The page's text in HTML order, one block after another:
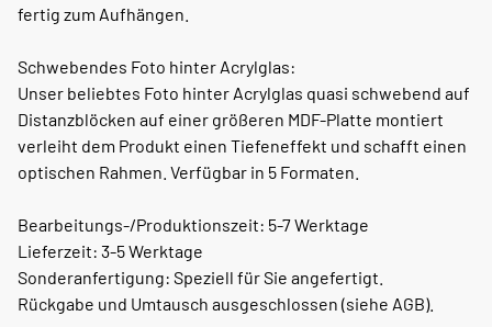
fertig zum Aufhängen.
Schwebendes Foto hinter Acrylglas:
Unser beliebtes Foto hinter Acrylglas quasi schwebend auf
Distanzblöcken auf einer größeren MDF-Platte montiert
verleiht dem Produkt einen Tiefeneffekt und schafft einen
optischen Rahmen. Verfügbar in 5 Formaten.
Bearbeitungs-/Produktionszeit: 5-7 Werktage
Lieferzeit: 3-5 Werktage
Sonderanfertigung: Speziell für Sie angefertigt.
Rückgabe und Umtausch ausgeschlossen (siehe AGB).